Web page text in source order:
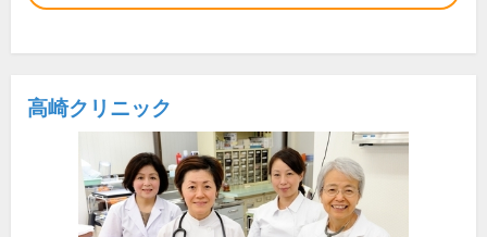
高崎クリニック